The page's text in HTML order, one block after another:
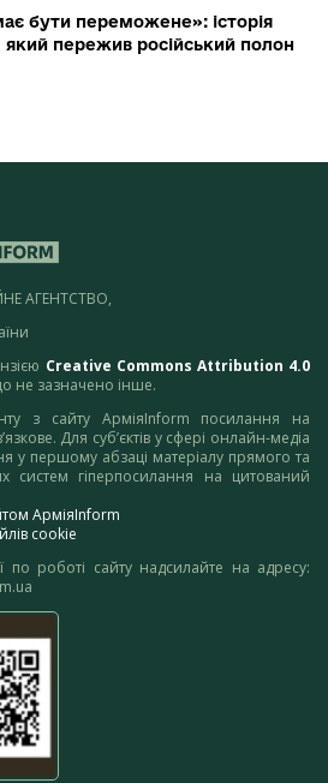
бути переможене»: історія
який пережив російський полон
АГЕНТСТВО,
Creative Commons Attribution 4.0
не зазначено інше.
з сайту АрміяInform посилання на
Для суб’єктів у сфері онлайн-медіа
у першому абзаці матеріалу прямого та
систем гіперпосилання на цитований
АрміяInform
cookie
по роботі сайту надсилайте на адресу: